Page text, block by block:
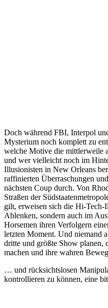
Doch während FBI, Interpol
Mysterium noch komplett zu
welche Motive die mittlerweile
und wer vielleicht noch im
Illusionisten in New Orleans
raffinierten Überraschungen
nächsten Coup durch. Von
Straßen der
gilt, erweisen sich die Hi-
Ablenken, sondern auch im
Horsemen ihren Verfolgern
letzten Moment. Und niemand
dritte und größte Show planen,
machen und ihre wahren
… und rücksichtslosen
kontrollieren zu können, eine